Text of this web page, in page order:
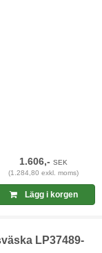
1.606,-SEK
(1.284,80 exkl. moms)
Lägg i korgen
LP37489-